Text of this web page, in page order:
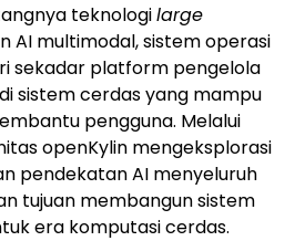
teknologilarge
AI multimodal, sistem operasi
sekadar platform pengelola
sistem cerdas yang mampu
pengguna. Melalui
openKylin mengeksplorasi
pendekatan AI menyeluruh
tujuan membangun sistem
era komputasi cerdas.